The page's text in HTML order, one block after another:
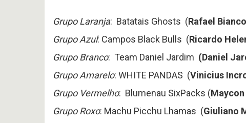
Grupo Laranja: Batatais Ghosts (Rafael Bianco
Grupo Azul: Campos Black Bulls (Ricardo
Grupo Branco: Team Daniel Jardim (Daniel
Grupo Amarelo: WHITE PANDAS (Vinicius
Grupo Vermelho: Blumenau SixPacks (
Grupo Roxo: Machu Picchu Lhamas (Giuliano